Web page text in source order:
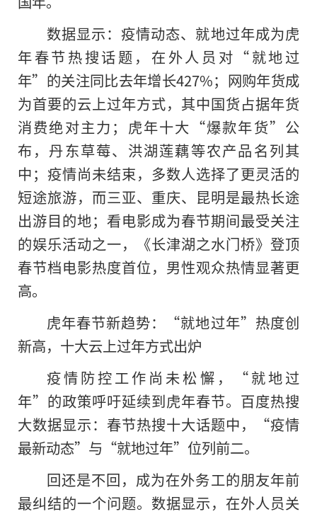
数据显示：疫情动态、就地过年成为虎
年春节热搜话题，在外人员对“就地过
年”的关注同比去年增长427%；网购年货成
为首要的云上过年方式，其中国货占据年货
消费绝对主力；虎年十大“爆款年货”公
布，丹东草莓、洪湖莲藕等农产品名列其
中；疫情尚未结束，多数人选择了更灵活的
短途旅游，而三亚、重庆、昆明是最热长途
出游目的地；看电影成为春节期间最受关注
的娱乐活动之一，《长津湖之水门桥》登顶
春节档电影热度首位，男性观众热情显著更
高。
虎年春节新趋势：“就地过年”热度创
新高，十大云上过年方式出炉
疫情防控工作尚未松懈，“就地过
年”的政策呼吁延续到虎年春节。百度热搜
大数据显示：春节热搜十大话题中，“疫情
最新动态”与“就地过年”位列前二。
回还是不回，成为在外务工的朋友年前
最纠结的一个问题。数据显示，在外人员关